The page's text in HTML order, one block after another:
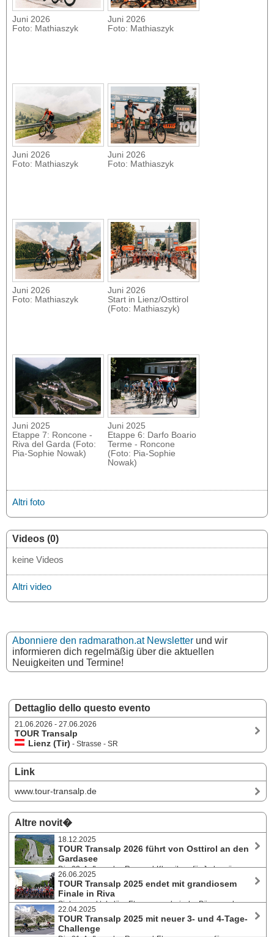
Dettaglio dello questo evento
21.06.2026 - 27.06.2026
TOUR Transalp
Lienz (Tir) - Strasse - SR
Link
www.tour-transalp.de
Altre novit�
18.12.2025
TOUR Transalp 2026 führt von Osttirol an den
Gardasee
Die 22. Auflage des Rennrad-Klassikers für Jedermänner
und -frauen bietet von 21. bis 27. Juni 2026 einen spektakulären Ritt in
sieben Akten. Über 750 Kilometer und mehr als 17.000 Höhenmeter
geht es von Lienz nach Riva del Garda.
26.06.2025
TOUR Transalp 2025 endet mit grandiosem
Finale in Riva
Sieben spektakuläre Etappen, malerische Pässe und
perfektes Alpenwetter von 15. bis 21. Juni 2025: Mehr als 600
Rennradfahrer:innen haben sich im Ziel der 21. Auflage des Rennrad-
Etappenrennens in Riva am Gardasee feiern lassen. Die Anmeldung für
22.04.2025
TOUR Transalp 2025 mit neuer 3- und 4-Tage-
Challenge
Juni 2026
Foto: Mathiaszyk
Juni 2026
Foto: Mathiaszyk
Juni 2026
Foto: Mathiaszyk
Juni 2026
Foto: Mathiaszyk
Juni 2026
Foto: Mathiaszyk
Juni 2026
Start in Lienz/Osttirol
(Foto: Mathiaszyk)
Juni 2025
Etappe 7: Roncone -
Riva del Garda (Foto:
Pia-Sophie Nowak)
Juni 2025
Etappe 6: Darfo Boario
Terme - Roncone
(Foto: Pia-Sophie
Nowak)
Altri foto
Videos (0)
keine Videos
Altri video
Abonniere den radmarathon.at Newsletter und wir
informieren dich regelmäßig über die aktuellen
Neuigkeiten und Termine!